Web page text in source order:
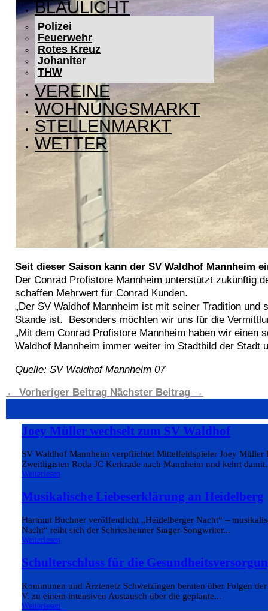
BLAULICHT
Polizei
Feuerwehr
Rotes Kreuz
Johaniter
THW
VEREINE
WOHNUNGSMARKT
STELLENMARKT
WETTER
Seit dieser Saison kann der SV Waldhof Mannheim
Der Conrad Profistore Mannheim unterstützt zukünftig
schaffen Mehrwert für Conrad Kunden.
„Der SV Waldhof Mannheim ist mit seiner Tradition
Stande ist. Besonders möchten wir uns für die
„Mit dem Conrad Profistore Mannheim haben wir
Waldhof Mannheim immer weiter im Stadtbild der Stadt
Quelle: SV Waldhof Mannheim 07
← Vorheriger Beitrag Nächster Beitrag →
Joey Müller wechselt zum SV Waldhof
SV Waldhof Mannheim verpflichtet Mittelfeldspieler Joey
Zweitligisten Roda JC Kerkrade nach Mannheim und kehrt
Weiterlesen
Musikalische Liebeserklärung an Heidelberg
Hartmut Büchner veröffentlicht „Heidelberger Nacht“ –
Nacht“ reiht sich der Schriesheimer Singer-Songwriter...
Weiterlesen
Schulterschluss für die
Kommunen und Ärztenetz Schwetzingen beraten über Folgen
V. zu einem intensiven Austausch über die geplante...
Weiterlesen